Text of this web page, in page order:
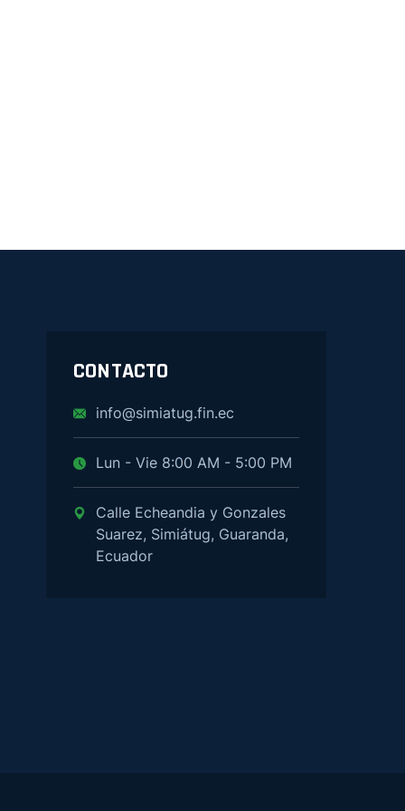
CONTACTO
info@simiatug.fin.ec
Lun - Vie 8:00 AM - 5:00 PM
Calle Echeandia y Gonzales
Suarez, Simiátug, Guaranda,
Ecuador